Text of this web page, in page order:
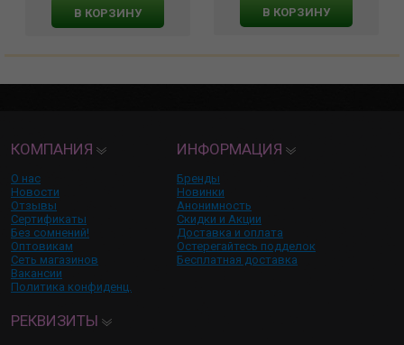
В КОРЗИНУ В КОРЗИНУ
КОМПАНИЯ
О нас
Новости
Отзывы
Сертификаты
Без сомнений!
Оптовикам
Сеть магазинов
Вакансии
Политика конфиденц.
ИНФОРМАЦИЯ
Бренды
Новинки
Анонимность
Скидки и Акции
Доставка и оплата
Остерегайтесь подделок
Бесплатная доставка
РЕКВИЗИТЫ